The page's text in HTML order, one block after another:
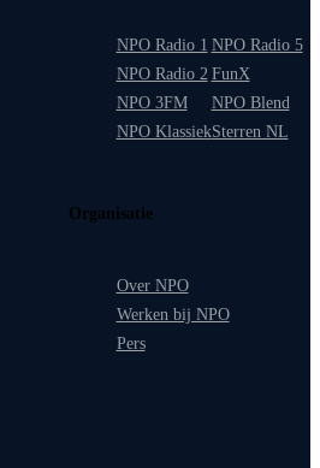
NPO Radio 1
NPO Radio 2
NPO 3FM
NPO Klassiek
NPO Radio 5
FunX
NPO Blend
Sterren NL
Organisatie
Over NPO
Werken bij NPO
Pers